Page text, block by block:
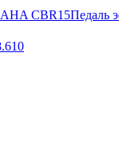
CBR15Педаль